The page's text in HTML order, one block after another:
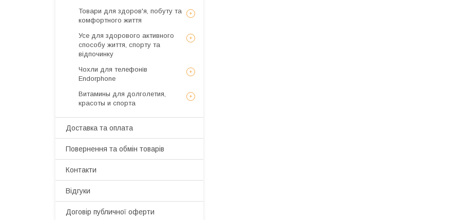
Товари для здоров'я, побуту та
комфортного життя
Усе для здорового активного
способу життя, спорту та
відпочинку
Чохли для телефонів
Endorphone
Витамины для долголетия,
красоты и спорта
Доставка та оплата
Повернення та обмін товарів
Контакти
Відгуки
Договір публичної оферти